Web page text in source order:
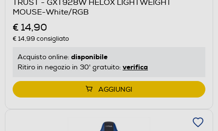
TRUST - GXT928W HELOX LIGHTWEIGHT
MOUSE-White/RGB
€ 14,90
€ 14,99 consigliato
Acquisto online: disponibile
Ritiro in negozio in 30' gratuito: verifica
AGGIUNGI